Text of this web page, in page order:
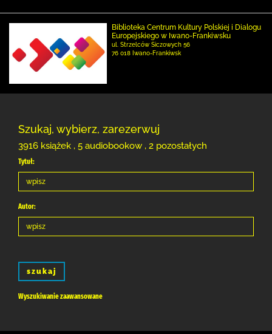
Biblioteka Centrum Kultury Polskiej i Dialogu
Europejskiego w Iwano-Frankiwsku
ul. Strzelców Siczowych 56
76 018 Iwano-Frankiwsk
Szukaj, wybierz, zarezerwuj
3916 książek , 5 audiobookow , 2 pozostałych
Tytuł:
Autor:
szukaj
Wyszukiwanie zaawansowane